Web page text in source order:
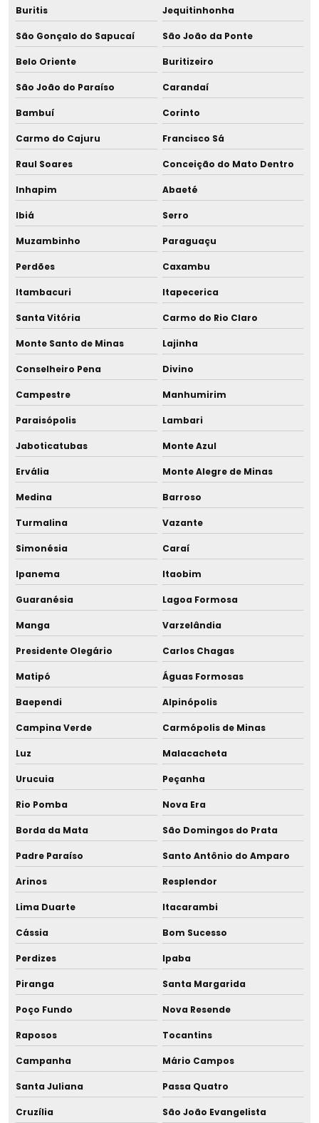
Frasco para pasteurização
Frasquinho para leite humano
Galheteiro de inox
Implantação de sala de apoio à amamentação
Kit aleitamento materno
Kit medela
Kit tira leite
Lavador de pipetas
Mama para demonstração
Mama para ensino
Mama reborn
Mama de silicone
Mama para treinamento
Massa para tubo capilar
Massinha para tubo capilar
Medidor de acidez para banco de leite humano
Medidor de acidez para leite humano
Medidor de gordura do leite
Montagem de sala de amamentação para shopping
Montagem de sala de apoio à amamentação
Ordenhadeira hospitalar
Pasteurizador rbl
Pasteurizadores
Pera para acidímetro
Posto de coleta de leite materno
Pote nescafé
Pote de vidro para leite
Buritis Jequitinhonha
São Gonçalo do Sapucaí São João da Ponte
Belo Oriente Buritizeiro
São João do Paraíso Carandaí
Bambuí Corinto
Carmo do Cajuru Francisco Sá
Raul Soares Conceição do Mato Dentro
Inhapim Abaeté
Ibiá Serro
Muzambinho Paraguaçu
Perdões Caxambu
Itambacuri Itapecerica
Santa Vitória Carmo do Rio Claro
Monte Santo de Minas Lajinha
Conselheiro Pena Divino
Campestre Manhumirim
Paraisópolis Lambari
Jaboticatubas Monte Azul
Ervália Monte Alegre de Minas
Medina Barroso
Turmalina Vazante
Simonésia Caraí
Ipanema Itaobim
Guaranésia Lagoa Formosa
Manga Varzelândia
Presidente Olegário Carlos Chagas
Matipó Águas Formosas
Baependi Alpinópolis
Campina Verde Carmópolis de Minas
Luz Malacacheta
Urucuia Peçanha
Rio Pomba Nova Era
Borda da Mata São Domingos do Prata
Padre Paraíso Santo Antônio do Amparo
Arinos Resplendor
Lima Duarte Itacarambi
Cássia Bom Sucesso
Perdizes Ipaba
Piranga Santa Margarida
Poço Fundo Nova Resende
Raposos Tocantins
Campanha Mário Campos
Santa Juliana Passa Quatro
Cruzília São João Evangelista